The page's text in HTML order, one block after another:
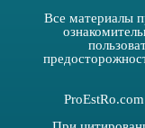
Все материалы